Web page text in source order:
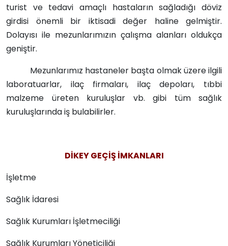
turist ve tedavi amaçlı hastaların sağladığı döviz
girdisi önemli bir iktisadi değer haline gelmiştir.
Dolayısı ile mezunlarımızın çalışma alanları oldukça
geniştir.
Mezunlarımız hastaneler başta olmak üzere ilgili
laboratuarlar, ilaç firmaları, ilaç depoları, tıbbi
malzeme üreten kuruluşlar vb. gibi tüm sağlık
kuruluşlarında iş bulabilirler.
DİKEY GEÇİŞ İMKANLARI
İşletme
Sağlık İdaresi
Sağlık Kurumları İşletmeciliği
Sağlık Kurumları Yöneticiliği